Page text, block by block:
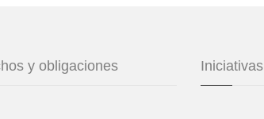
y obligaciones Iniciativas